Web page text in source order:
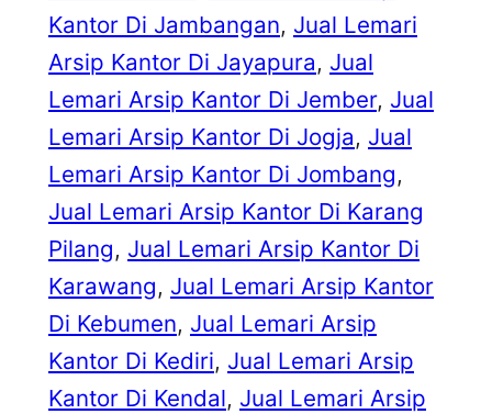
Kantor Di Jambangan, Jual Lemari
Arsip Kantor Di Jayapura, Jual
Lemari Arsip Kantor Di Jember, Jual
Lemari Arsip Kantor Di Jogja, Jual
Lemari Arsip Kantor Di Jombang
Jual Lemari Arsip Kantor Di Karang
Pilang, Jual Lemari Arsip Kantor Di
Karawang, Jual Lemari Arsip Kantor
Di Kebumen, Jual Lemari Arsip
Kantor Di Kediri, Jual Lemari Arsip
Kantor Di Kendal, Jual Lemari Arsip